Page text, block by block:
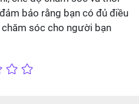
bảo rằng bạn có đủ điều
sóc cho người bạn